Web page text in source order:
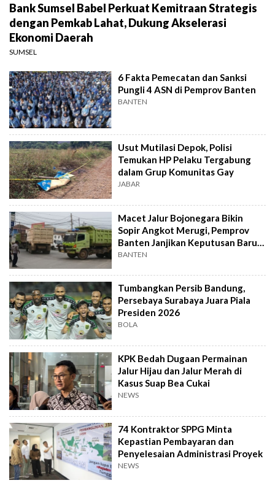
Bank Sumsel Babel Perkuat Kemitraan Strategis
dengan Pemkab Lahat, Dukung Akselerasi
Ekonomi Daerah
SUMSEL
6 Fakta Pemecatan dan Sanksi
Pungli 4 ASN di Pemprov Banten
BANTEN
Usut Mutilasi Depok, Polisi
Temukan HP Pelaku Tergabung
dalam Grup Komunitas Gay
JABAR
Macet Jalur Bojonegara Bikin
Sopir Angkot Merugi, Pemprov
Banten Janjikan Keputusan Baru 4
Hari Lagi
BANTEN
Tumbangkan Persib Bandung,
Persebaya Surabaya Juara Piala
Presiden 2026
BOLA
KPK Bedah Dugaan Permainan
Jalur Hijau dan Jalur Merah di
Kasus Suap Bea Cukai
NEWS
74 Kontraktor SPPG Minta
Kepastian Pembayaran dan
Penyelesaian Administrasi Proyek
NEWS